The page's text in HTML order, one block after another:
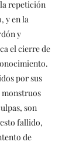
repetición
y en la
y
el cierre de
por sus
monstruos
son
fallido,
de